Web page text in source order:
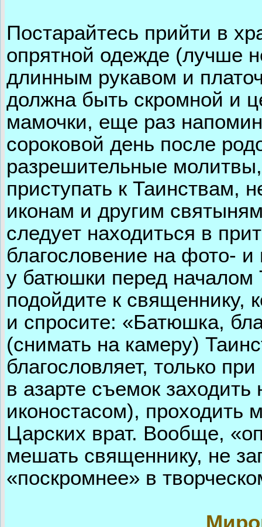
Постарайтесь прийти в
опрятной одежде (лучше
длинным рукавом и
должна быть скромной и
мамочки, еще раз
сороковой день после
разрешительные
приступать к Таинствам,
иконам и другим
следует находиться в
благословение на фото-
у батюшки перед началом
подойдите к священнику,
и спросите: «Батюшка,
(снимать на камеру)
благословляет, только
в азарте съемок
иконостасом), проходить
Царских врат. Вообще,
мешать священнику, не
«поскромнее» в